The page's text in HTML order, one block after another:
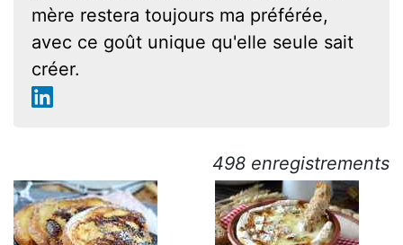
mère restera toujours ma préférée,
avec ce goût unique qu'elle seule sait
créer.
498 enregistrements